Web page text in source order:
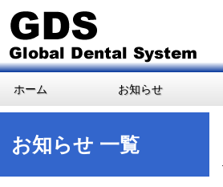
ホーム お知らせ
お知らせ 一覧